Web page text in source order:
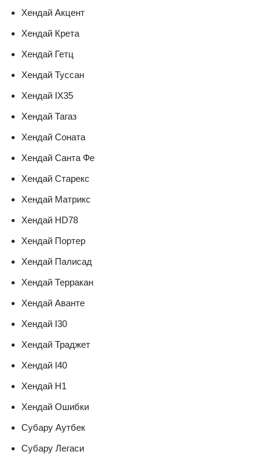
Хендай Акцент
Хендай Крета
Хендай Гетц
Хендай Туссан
Хендай IX35
Хендай Тагаз
Хендай Соната
Хендай Санта Фе
Хендай Старекс
Хендай Матрикс
Хендай HD78
Хендай Портер
Хендай Палисад
Хендай Терракан
Хендай Аванте
Хендай I30
Хендай Траджет
Хендай I40
Хендай H1
Хендай Ошибки
Субару Аутбек
Субару Легаси